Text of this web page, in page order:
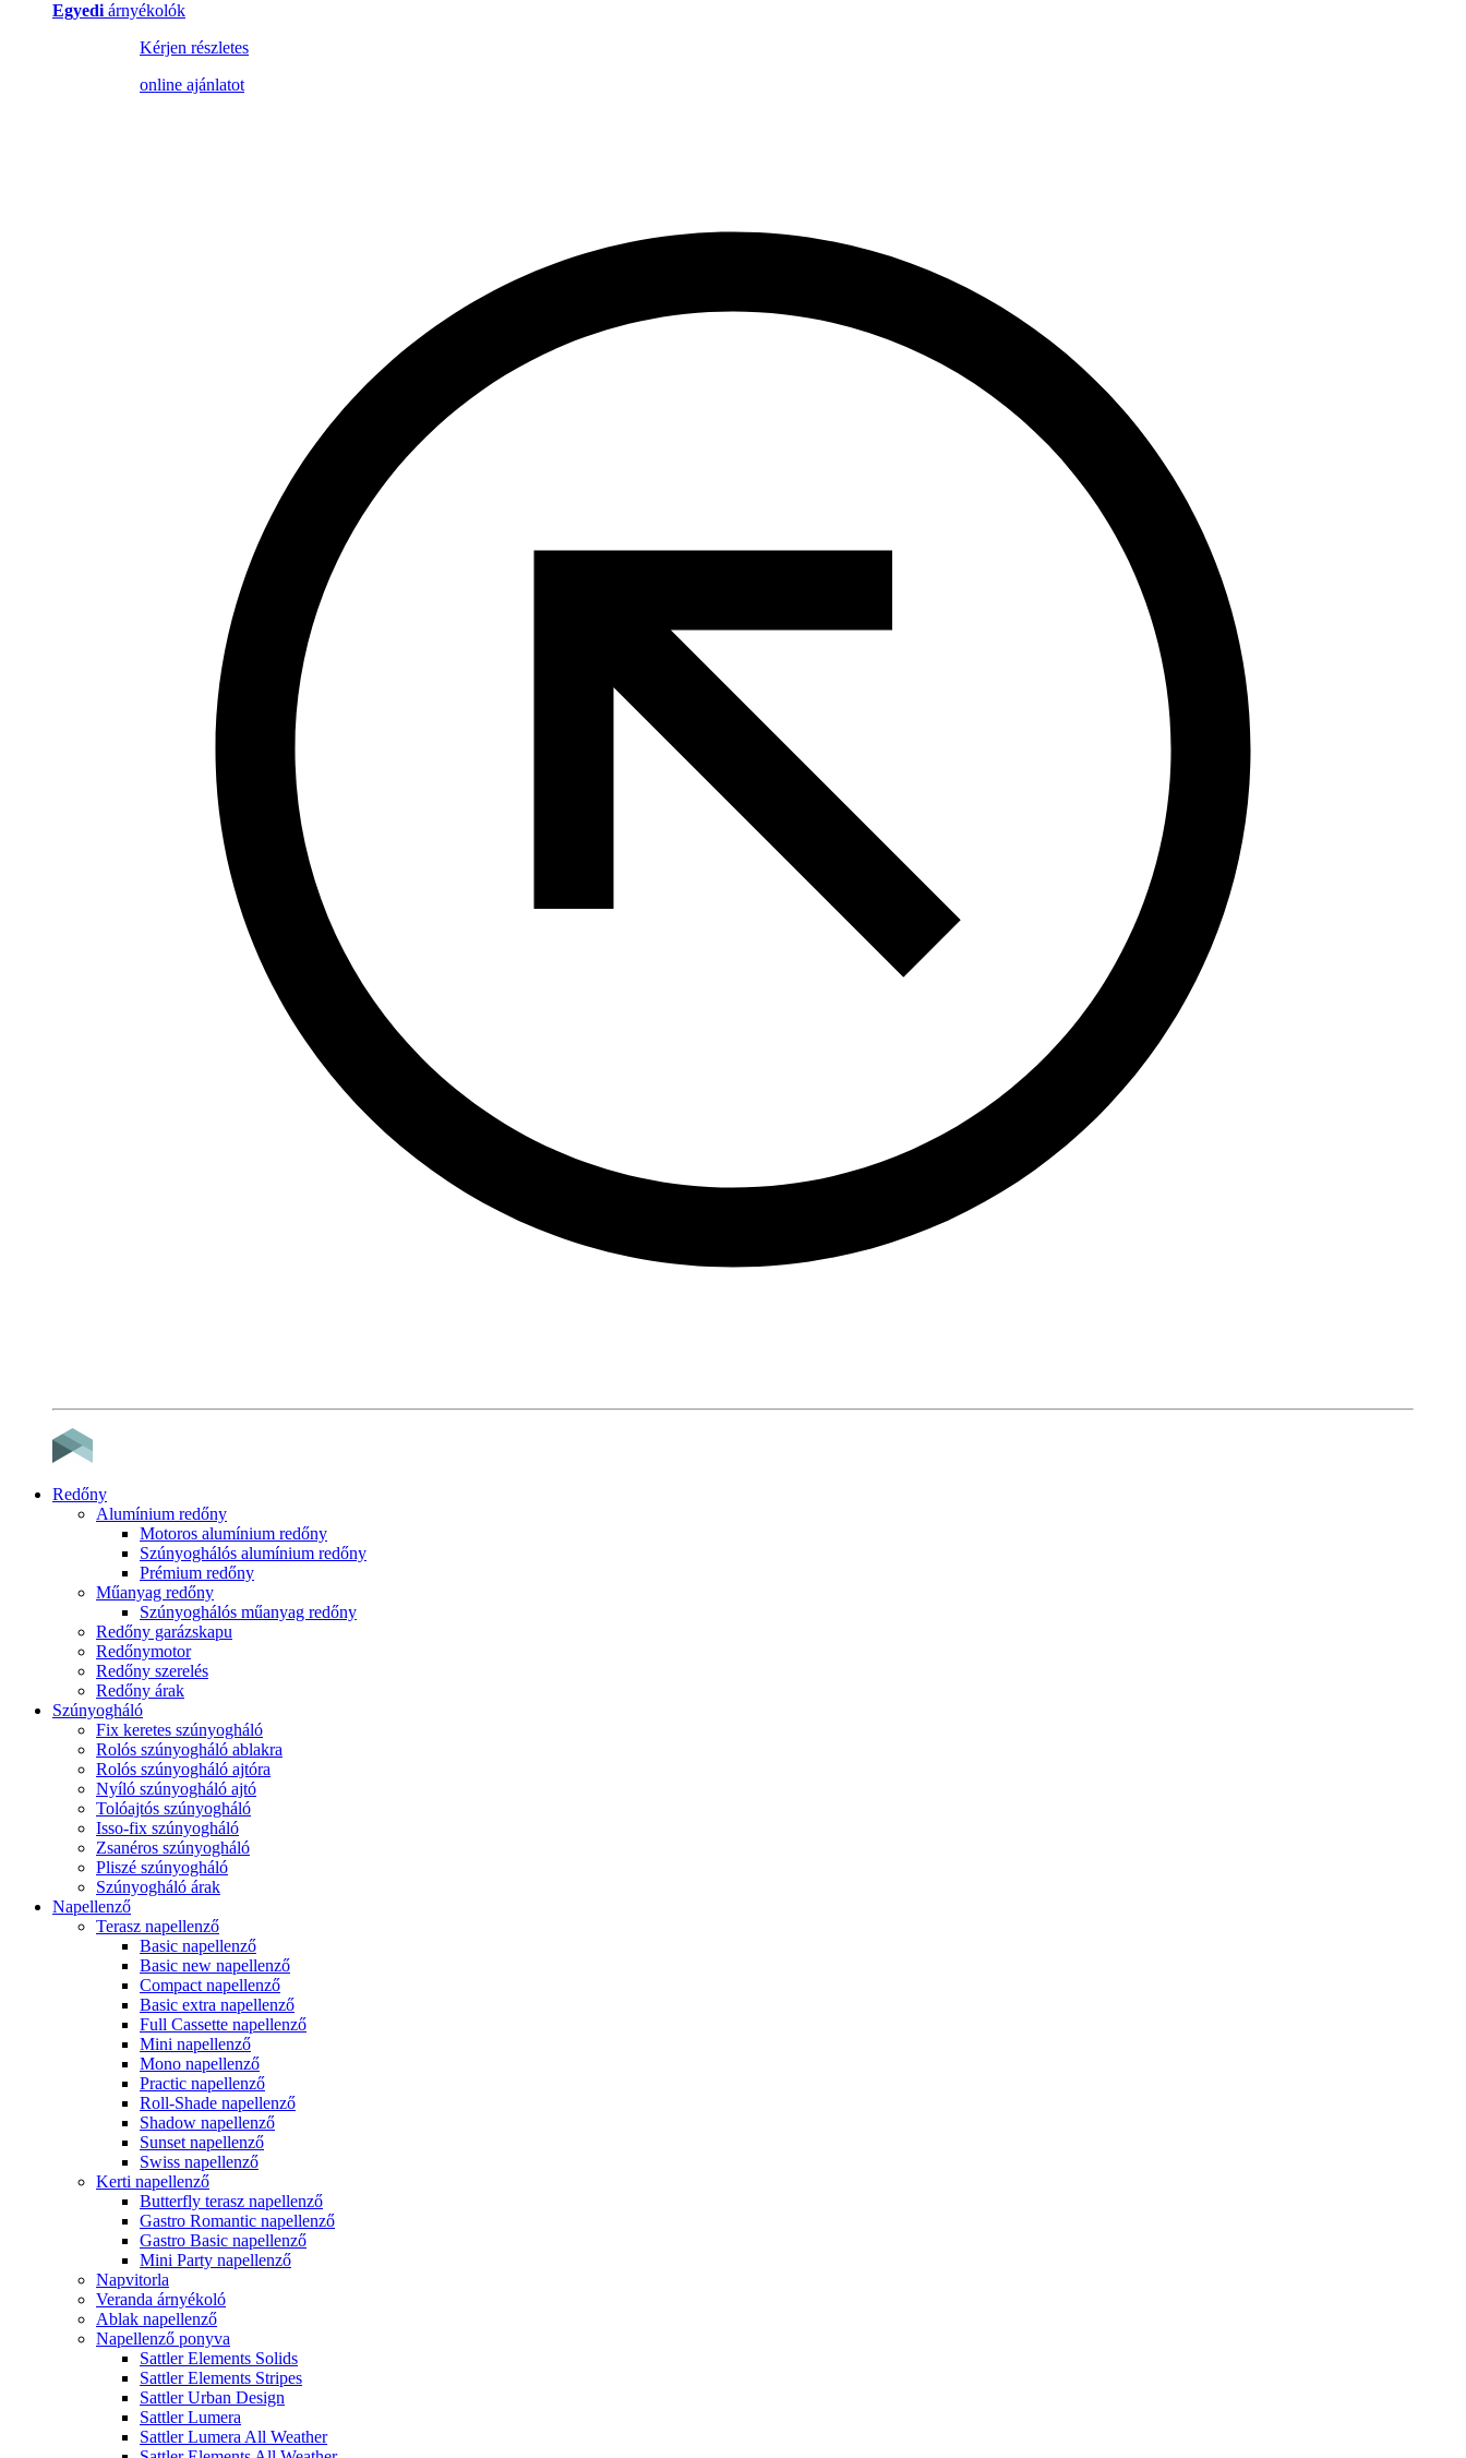
Egyedi árnyékolók
Kérjen részletes
online ajánlatot
Redőny
Alumínium redőny
Motoros alumínium redőny
Szúnyoghálós alumínium redőny
Prémium redőny
Műanyag redőny
Szúnyoghálós műanyag redőny
Redőny garázskapu
Redőnymotor
Redőny szerelés
Redőny árak
Szúnyogháló
Fix keretes szúnyogháló
Rolós szúnyogháló ablakra
Rolós szúnyogháló ajtóra
Nyíló szúnyogháló ajtó
Tolóajtós szúnyogháló
Isso-fix szúnyogháló
Zsanéros szúnyogháló
Pliszé szúnyogháló
Szúnyogháló árak
Napellenző
Terasz napellenző
Basic napellenző
Basic new napellenző
Compact napellenző
Basic extra napellenző
Full Cassette napellenző
Mini napellenző
Mono napellenző
Practic napellenző
Roll-Shade napellenző
Shadow napellenző
Sunset napellenző
Swiss napellenző
Kerti napellenző
Butterfly terasz napellenző
Gastro Romantic napellenző
Gastro Basic napellenző
Mini Party napellenző
Napvitorla
Veranda árnyékoló
Ablak napellenző
Napellenző ponyva
Sattler Elements Solids
Sattler Elements Stripes
Sattler Urban Design
Sattler Lumera
Sattler Lumera All Weather